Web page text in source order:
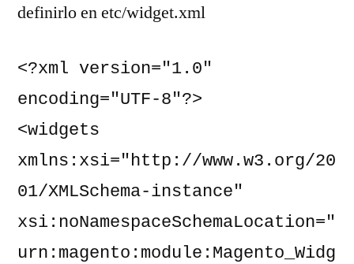
definirlo en etc/widget.xml
<?xml version="1.0"
encoding="UTF-8"?>
<widgets
xmlns:xsi="http://www.w3.org/20
01/XMLSchema-instance"
xsi:noNamespaceSchemaLocation="
urn:magento:module:Magento_Widg